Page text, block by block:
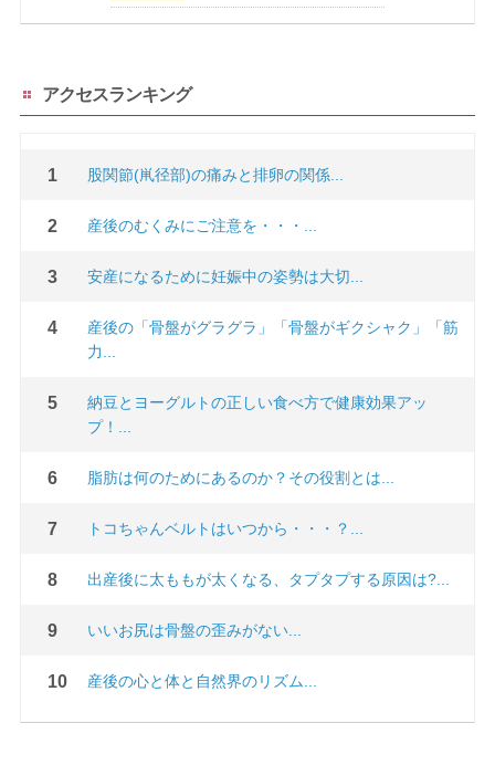
アクセスランキング
股関節(鼡径部)の痛みと排卵の関係...
産後のむくみにご注意を・・・...
安産になるために妊娠中の姿勢は大切...
産後の「骨盤がグラグラ」「骨盤がギクシャク」「筋
力...
納豆とヨーグルトの正しい食べ方で健康効果アッ
プ！...
脂肪は何のためにあるのか？その役割とは...
トコちゃんベルトはいつから・・・？...
出産後に太ももが太くなる、タプタプする原因は?...
いいお尻は骨盤の歪みがない...
産後の心と体と自然界のリズム...